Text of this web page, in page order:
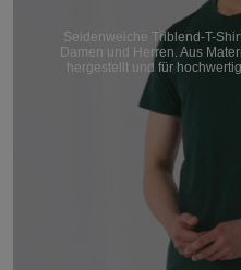
Seidenweiche Triblend-T-
Damen und Herren. Aus
hergestellt und für